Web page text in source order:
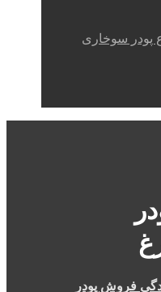
پودر سوخاری
فروش پودر